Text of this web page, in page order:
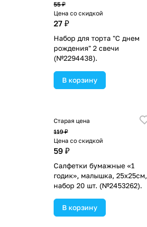
55 ₽
Цена со скидкой
27 ₽
Набор для торта "С днем
рождения" 2 свечи
(№2294438).
В корзину
Старая цена
119 ₽
Цена со скидкой
59 ₽
Салфетки бумажные «1
годик», малышка, 25х25см,
набор 20 шт. (№2453262).
В корзину